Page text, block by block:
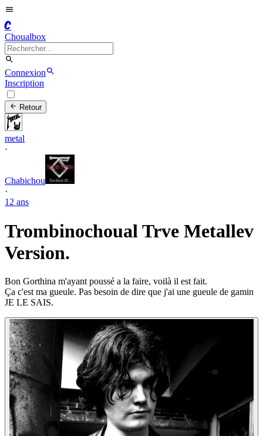
C
Choualbox
Connexion
Inscription
Retour
metal
·
Chabichou
·
12 ans
Trombinochoual Trve Metallev
Version.
Bon Gorthina m'ayant poussé a la faire, voilà il est fait.
Ça c'est ma gueule. Pas besoin de dire que j'ai une gueule de gamin
JE LE SAIS.